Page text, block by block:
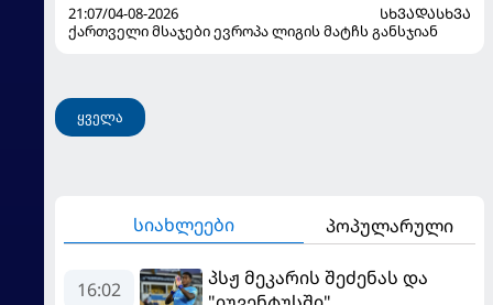
21:07/04-08-2026
ᲡᲮᲕᲐᲓᲐᲡᲮᲕᲐ
ქართველი მსაჯები ევროპა ლიგის მატჩს განსჯიან
ყველა
სიახლეები პოპულარული
16:02
პსჟ მეკარის შეძენას და